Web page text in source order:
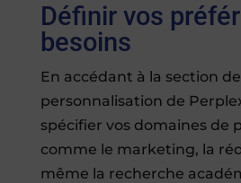
Définir vos
besoins
En accédant à la section de
personnalisation de
spécifier vos domaines de
comme le marketing, la
même la recherche